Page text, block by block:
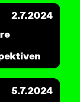
2.7.2024
5.7.2024